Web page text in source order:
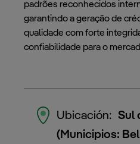
padrões reconhecidos
garantindo a geração de
qualidade com forte
confiabilidade para o
Ubicación: Sul
(Municipios: